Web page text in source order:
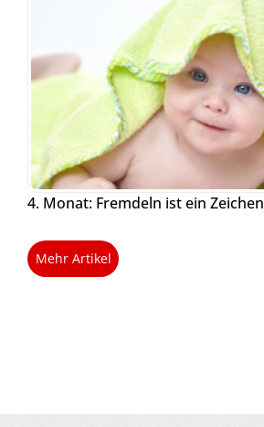
4. Monat: Fremdeln ist ein
Mehr Artikel